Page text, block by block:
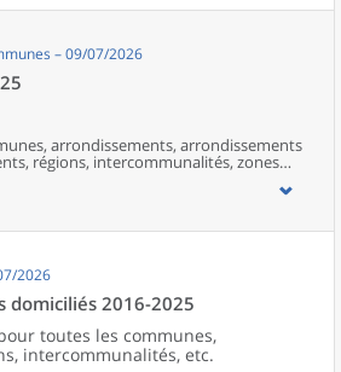
– 09/07/2026
arrondissements, arrondissements
régions, intercommunalités, zones
unités urbaines et aires d’attraction des
2026
domiciliés 2016-2025
toutes les communes,
intercommunalités, etc.